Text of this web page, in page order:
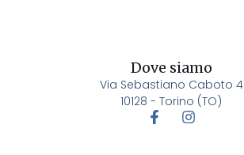
Dove siamo
Via Sebastiano Caboto 4
10128 - Torino (TO)